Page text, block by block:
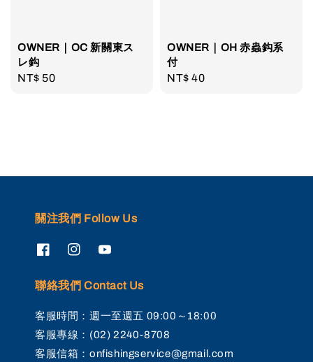
OWNER｜OC 新關東ス
レ鈎
Regular
NT$ 50
OWNER｜OH 赤蟲鈎系
付
Regular
NT$ 40
關注我們 Follow Us
聯絡我們 Contact Us
客服時間：週一至週五 09:00～18:00
客服專線：(02) 2240-8708
客服信箱：onfishingservice@gmail.com